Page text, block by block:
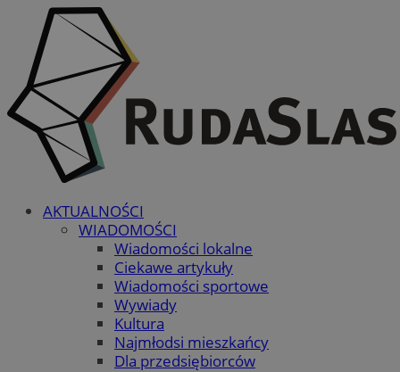
AKTUALNOŚCI
WIADOMOŚCI
Wiadomości lokalne
Ciekawe artykuły
Wiadomości sportowe
Wywiady
Kultura
Najmłodsi mieszkańcy
Dla przedsiębiorców